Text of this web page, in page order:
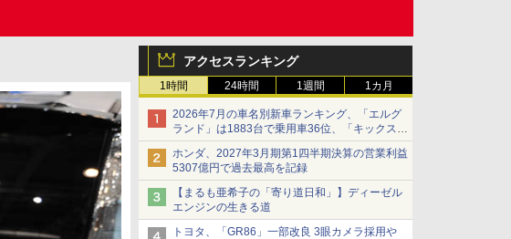
アクセスランキング
1時間 24時間 1週間 1カ月
2026年7月の車名別新車ランキング、「エルグ
ランド」は1883台で乗用車36位、「キックス」
は2591台で27位に
ホンダ、2027年3月期第1四半期決算の営業利益
5307億円で過去最高を記録
【まるも亜希子の「寄り道日和」】ディーゼル
エンジンの生きる道
トヨタ、「GR86」一部改良 3眼カメラ採用や